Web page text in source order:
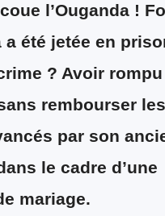
l’Ouganda !
été jetée en
? Avoir
rembourser
par son
le cadre d’une
mariage.